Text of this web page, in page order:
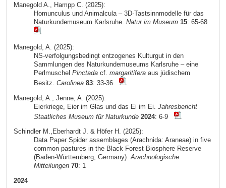
Manegold A., Hampp C. (2025):
Homunculus und Animalcula – 3D-Tastsinnmodelle für das
Naturkundemuseum Karlsruhe. Natur im Museum 15: 65-68
Manegold, A. (2025):
NS-verfolgungsbedingt entzogenes Kulturgut in den
Sammlungen des Naturkundemuseums Karlsruhe – eine
Perlmuschel Pinctadacf. margaritiferaaus jüdischem
Besitz. Carolinea 83: 33-36
Manegold, A., Jenne, A. (2025):
Eierkriege, Eier im Glas und das Ei im Ei. Jahresbericht
Staatliches Museum für Naturkunde 2024: 6-9
Schindler M.,Eberhardt J. & Höfer H. (2025):
Data Paper Spider assemblages (Arachnida: Araneae) in five
common pastures in the Black Forest Biosphere Reserve
(Baden-Württemberg, Germany).Arachnologische
Mitteilungen 70: 1
2024